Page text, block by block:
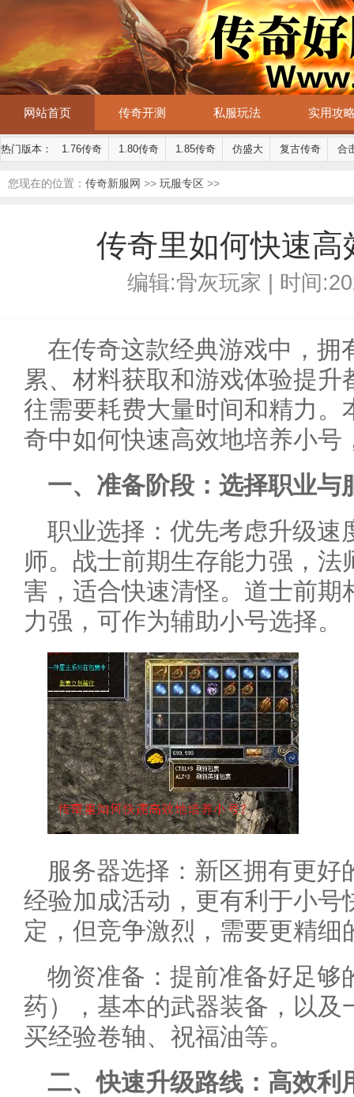
网站首页 传奇开测 私服玩法 实用攻
热门版本： 1.76传奇 1.80传奇 1.85传奇 仿盛大 复古传奇 合
您现在的位置： 传奇新服网 >> 玩服专区 >>
传奇里如何快速
编辑:骨灰玩家 | 时间
在传奇这款经典游戏中，拥
累、材料获取和游戏体验提
往需要耗费大量时间和精力。
奇中如何快速高效地培养小号
一、准备阶段：选择职业与
职业选择：优先考虑升级速
师。战士前期生存能力强，
害，适合快速清怪。道士前期
力强，可作为辅助小号选择。
服务器选择：新区拥有更好
经验加成活动，更有利于小号
定，但竞争激烈，需要更精细
物资准备：提前准备好足够
药），基本的武器装备，以及
买经验卷轴、祝福油等。
二、快速升级路线：高效利